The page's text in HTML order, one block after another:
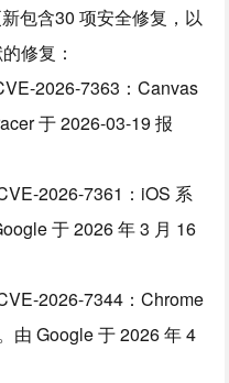
包含30 项安全修复，以
修复：
2026-7363：Canvas
于 2026-03-19 报
2026-7361：iOS 系
于 2026 年 3 月 16
2026-7344：Chrome
由 Google 于 2026 年 4